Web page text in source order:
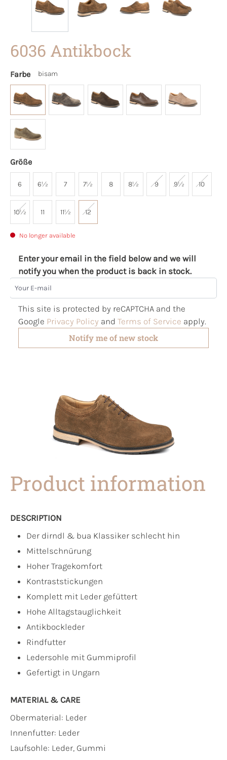
6036 Antikbock
Farbe bisam
Größe
6 6½ 7 7½ 8 8½ 9 9½ 10
10½ 11 11½ 12
No longer available
Enter your email in the field below and we will
notify you when the product is back in stock.
Your E-mail
This site is protected by reCAPTCHA and the
Google Privacy Policy and Terms of Service apply.
Notify me of new stock
Product information
DESCRIPTION
Der dirndl & bua Klassiker schlecht hin
Mittelschnürung
Hoher Tragekomfort
Kontraststickungen
Komplett mit Leder gefüttert
Hohe Alltagstauglichkeit
Antikbockleder
Rindfutter
Ledersohle mit Gummiprofil
Gefertigt in Ungarn
MATERIAL & CARE
Obermaterial: Leder
Innenfutter: Leder
Laufsohle: Leder, Gummi